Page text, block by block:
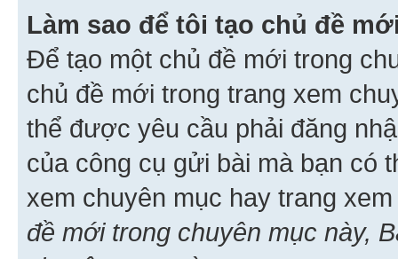
Làm sao để tôi tạo chủ đề
Để tạo một chủ đề mới trong
chủ đề mới trong trang xem
thể được yêu cầu phải đăng
của công cụ gửi bài mà bạn có
xem chuyên mục hay trang
đề mới trong chuyên mục này,